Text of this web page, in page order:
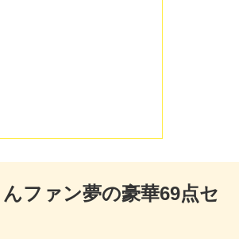
ファン夢の豪華69点セ